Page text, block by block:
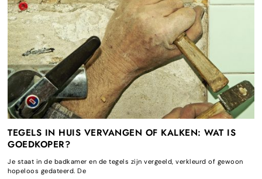
TEGELS IN HUIS VERVANGEN OF KALKEN: WAT IS
GOEDKOPER?
Je staat in de badkamer en de tegels zijn vergeeld, verkleurd of gewoon
hopeloos gedateerd. De